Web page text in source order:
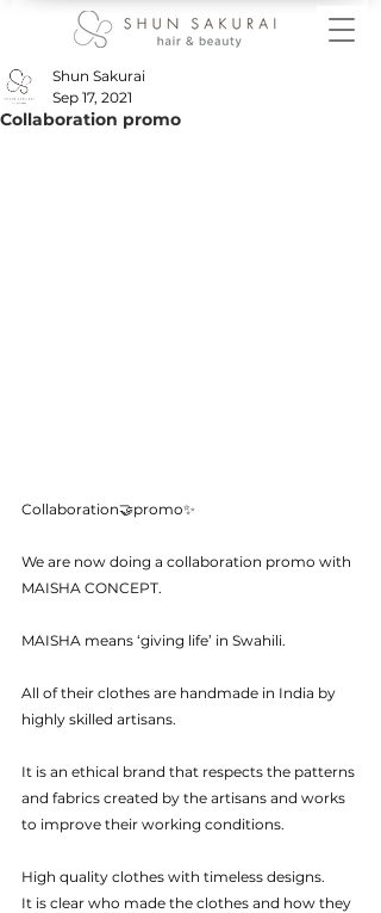
Collaboration promo
Shun Sakurai
Sep 17, 2021
Collaboration🤝promo✨
We are now doing a collaboration promo with
MAISHA CONCEPT.
MAISHA means ‘giving life’ in Swahili.
All of their clothes are handmade in India by
highly skilled artisans.
It is an ethical brand that respects the patterns
and fabrics created by the artisans and works
to improve their working conditions.
High quality clothes with timeless designs.
It is clear who made the clothes and how they